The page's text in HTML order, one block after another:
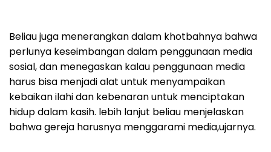
Beliau juga menerangkan dalam khotbahnya bahwa
perlunya keseimbangan dalam penggunaan media
sosial, dan menegaskan kalau penggunaan media
harus bisa menjadi alat untuk menyampaikan
kebaikan ilahi dan kebenaran untuk menciptakan
hidup dalam kasih. lebih lanjut beliau menjelaskan
bahwa gereja harusnya menggarami media,ujarnya.